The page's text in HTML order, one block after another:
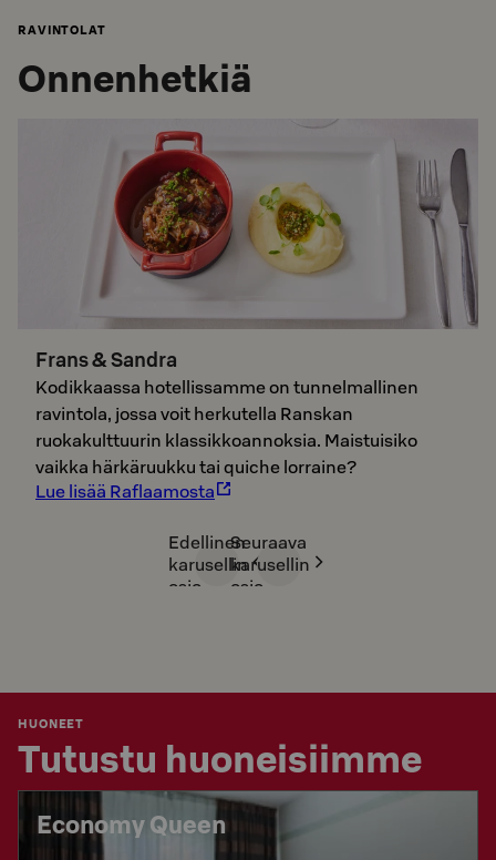
RAVINTOLAT
Onnenhetkiä
Frans & Sandra
Kodikkaassa hotellissamme on tunnelmallinen
ravintola, jossa voit herkutella Ranskan
ruokakulttuurin klassikkoannoksia. Maistuisiko
vaikka härkäruukku tai quiche lorraine?
Lue lisää Raflaamosta
Edellinen
karusellin
osio
Seuraava
karusellin
osio
HUONEET
Tutustu huoneisiimme
Economy Queen